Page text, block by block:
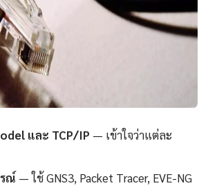
และ TCP/IP — เข้าใจว่าแต่ละ
ณ์ — ใช้ GNS3, Packet Tracer, EVE-NG